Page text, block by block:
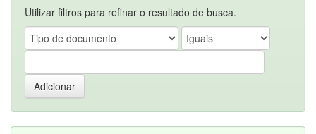
Utilizar filtros para refinar o resultado de busca.